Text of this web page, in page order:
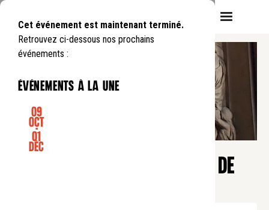
Cet événement est maintenant terminé.
Retrouvez ci-dessous nos prochains
événements :
événements à la une
09
Oct
-
01
Déc
CONFÉRENCE
30 JANVIER 385 : LE BAISER DE